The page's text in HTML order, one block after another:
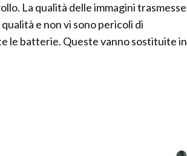
La qualità delle immagini trasmesse
e non vi sono pericoli di
le batterie. Queste vanno sostituite in